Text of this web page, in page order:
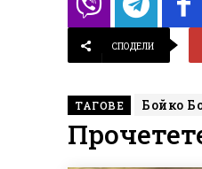
СПОДЕЛИ
ТАГОВЕ Бойко